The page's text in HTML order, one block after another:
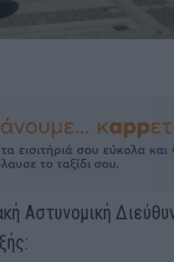
Αστυνομική